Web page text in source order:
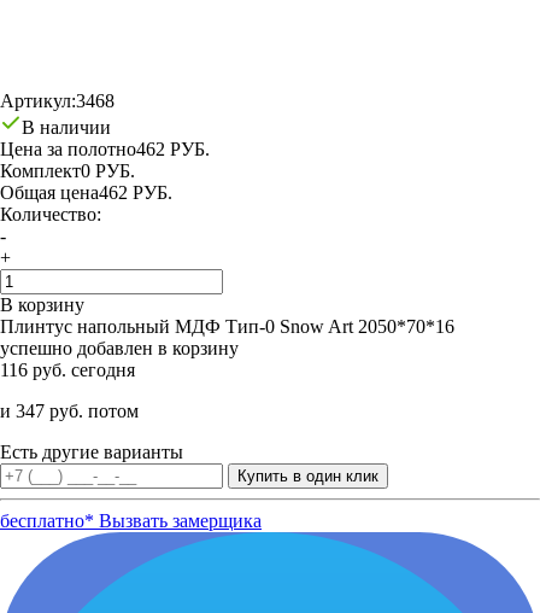
Артикул:3468
В наличии
Цена за полотно462 РУБ.
Комплект0 РУБ.
Общая цена462 РУБ.
Количество:
-
+
В корзину
Плинтус напольный МДФ Тип-0 Snow Art 2050*70*16
успешно добавлен в корзину
116 руб. сегодня
и 347 руб. потом
Есть другие варианты
бесплатно* Вызвать замерщика